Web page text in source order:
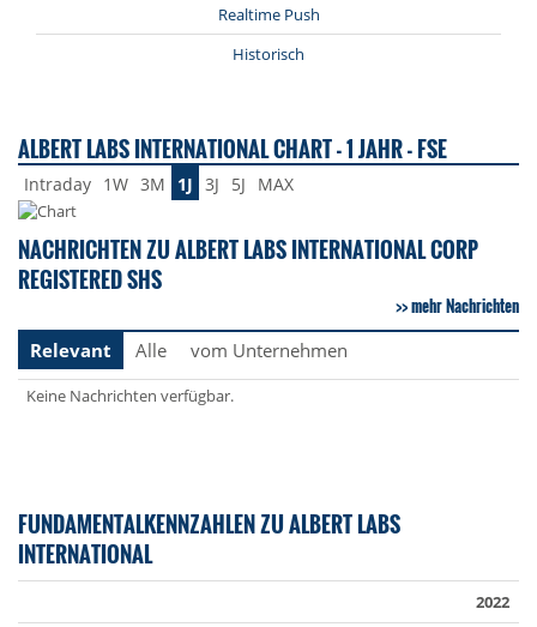
Realtime Push
Historisch
ALBERT LABS INTERNATIONAL CHART - 1 JAHR - FSE
Intraday 1W 3M 1J 3J 5J MAX
NACHRICHTEN ZU ALBERT LABS INTERNATIONAL CORP
REGISTERED SHS
mehr Nachrichten
Relevant
Alle vom Unternehmen
Keine Nachrichten verfügbar.
FUNDAMENTALKENNZAHLEN ZU ALBERT LABS
INTERNATIONAL
2022